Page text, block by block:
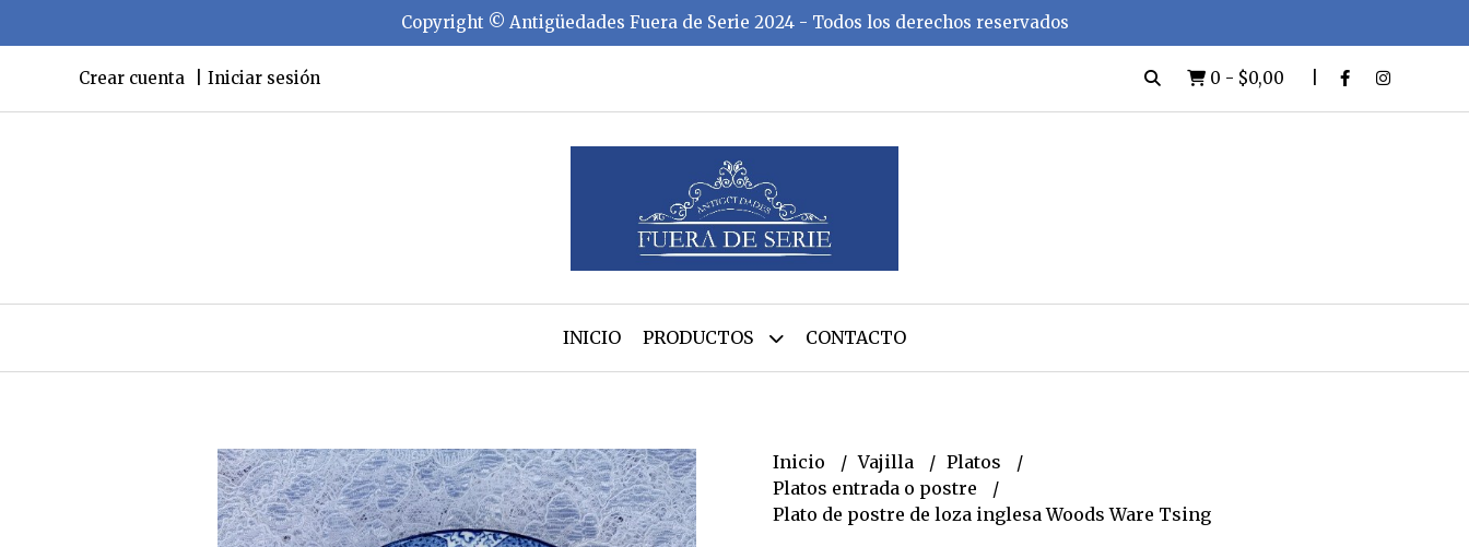
Copyright ©️ Antigüedades Fuera de Serie 2024 - Todos los derechos reservados
Crear cuenta Iniciar sesión 0 - $0,00
INICIO PRODUCTOS CONTACTO
Inicio Vajilla
Platos
Platos entrada o postre
Plato de postre de loza inglesa Woods Ware Tsing